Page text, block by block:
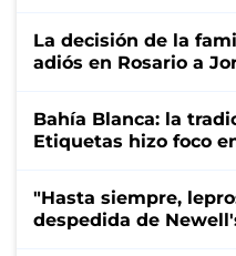
La decisión de la
adiós en Rosario a
Bahía Blanca: la
Etiquetas hizo foco
"Hasta siempre,
despedida de